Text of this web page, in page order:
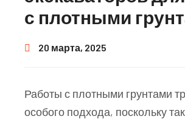
с плотными
20 марта, 2025
Работы с плотными грунтами
особого подхода, поскольку